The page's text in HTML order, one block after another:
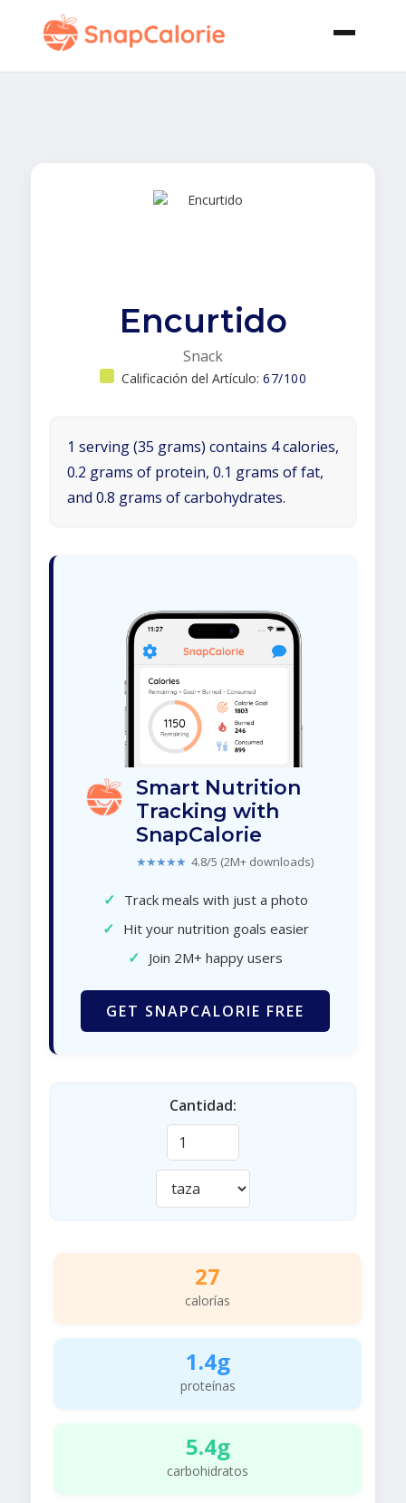
Encurtido
Snack
Calificación del Artículo: 67/100
1 serving (35 grams) contains 4 calories,
0.2 grams of protein, 0.1 grams of fat,
and 0.8 grams of carbohydrates.
Smart Nutrition
Tracking with
SnapCalorie
★★★★★ 4.8/5 (2M+ downloads)
✓ Track meals with just a photo
✓ Hit your nutrition goals easier
✓ Join 2M+ happy users
GET SNAPCALORIE FREE
Cantidad:
27
calorías
1.4g
proteínas
5.4g
carbohidratos